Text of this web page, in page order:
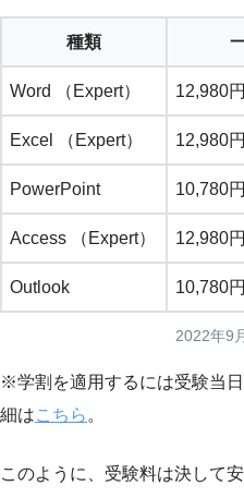
種類
Word （Expert） 12,980
Excel （Expert） 12,980
PowerPoint 10,780
Access （Expert） 12,980
Outlook 10,780
2022年9
※学割を適用するには受験当
細はこちら 。
このように、受験料は決して